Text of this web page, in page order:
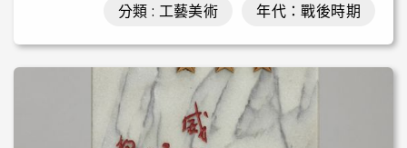
年代：戰後時期
分類 : 工藝美術